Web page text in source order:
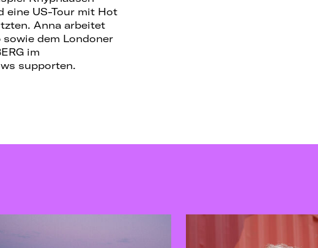
eine US-Tour mit Hot
Anna arbeitet
sowie dem Londoner
im
supporten.